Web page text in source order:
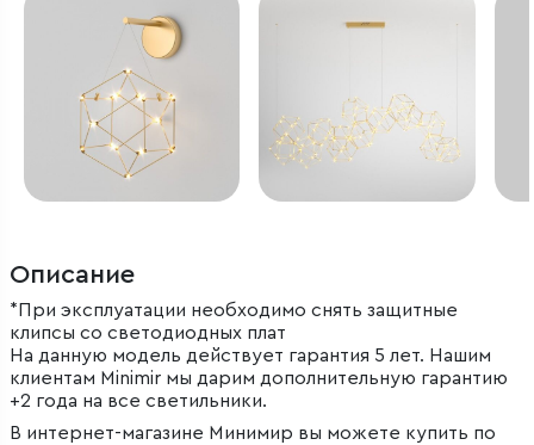
Описание
*При эксплуатации необходимо снять защитные
клипсы со светодиодных плат
На данную модель действует гарантия 5 лет. Нашим
клиентам Minimir мы дарим дополнительную гарантию
+2 года на все светильники.
В интернет-магазине Минимир вы можете купить по